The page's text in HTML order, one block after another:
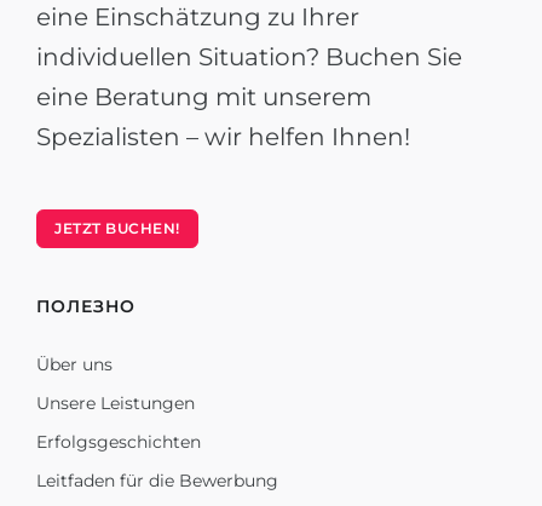
eine Einschätzung zu Ihrer
individuellen Situation? Buchen Sie
eine Beratung mit unserem
Spezialisten – wir helfen Ihnen!
JETZT BUCHEN!
ПОЛЕЗНО
Über uns
Unsere Leistungen
Erfolgsgeschichten
Leitfaden für die Bewerbung